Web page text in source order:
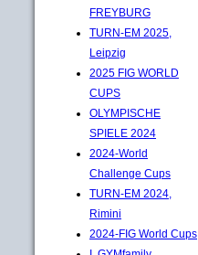
FREYBURG
TURN-EM 2025,
Leipzig
2025 FIG WORLD
CUPS
OLYMPISCHE
SPIELE 2024
2024-World
Challenge Cups
TURN-EM 2024,
Rimini
2024-FIG World Cups